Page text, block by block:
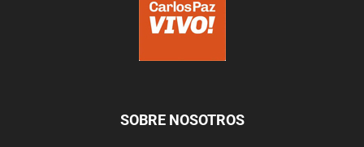
SOBRE NOSOTROS